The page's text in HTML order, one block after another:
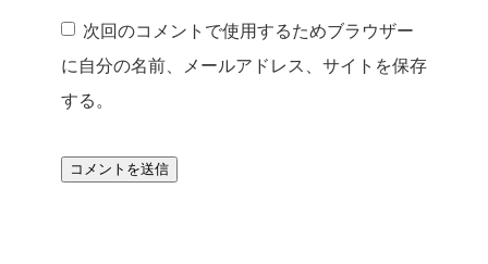
次回のコメントで使用するためブラウザー
に自分の名前、メールアドレス、サイトを保存
する。